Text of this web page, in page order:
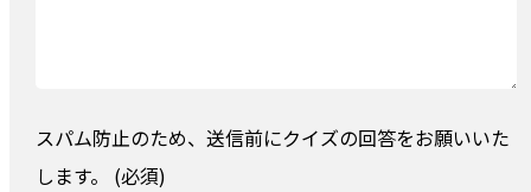
スパム防止のため、送信前にクイズの回答をお願いいた
します。 (必須)